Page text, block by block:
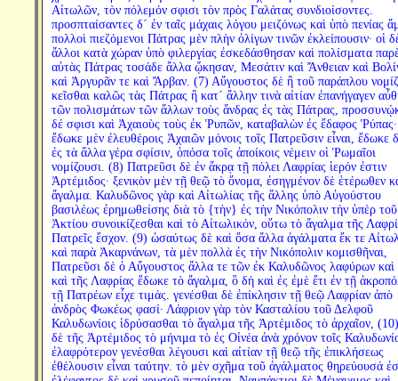
Αἰτωλῶν, τὸν πόλεμόν σφισι τὸν πρὸς Γαλάτας συνδιοίσοντες.
προσπταίσαντες δ´ ἐν ταῖς μάχαις λόγου μειζόνως καὶ ὑπὸ πενίας
πολλοὶ πιεζόμενοι Πάτρας μὲν πλὴν ὀλίγων τινῶν ἐκλείπουσιν· οἱ
ἄλλοι κατὰ χώραν ὑπὸ φιλεργίας ἐσκεδάσθησαν καὶ πολίσματα
αὐτὰς Πάτρας τοσάδε ἄλλα ᾤκησαν, Μεσάτιν καὶ Ἄνθειαν καὶ
καὶ Ἀργυρᾶν τε καὶ Ἄρβαν. (7) Αὔγουστος δὲ ἢ τοῦ παράπλου
κεῖσθαι καλῶς τὰς Πάτρας ἢ κατ´ ἄλλην τινὰ αἰτίαν ἐπανήγαγεν
τῶν πολισμάτων τῶν ἄλλων τοὺς ἄνδρας ἐς τὰς Πάτρας,
δέ σφισι καὶ Ἀχαιοὺς τοὺς ἐκ Ῥυπῶν, καταβαλὼν ἐς ἔδαφος Ῥύπας·
ἔδωκε μὲν ἐλευθέροις Ἀχαιῶν μόνοις τοῖς Πατρεῦσιν εἶναι, ἔδωκε
ἐς τὰ ἄλλα γέρα σφίσιν, ὁπόσα τοῖς ἀποίκοις νέμειν οἱ Ῥωμαῖοι
νομίζουσι. (8) Πατρεῦσι δὲ ἐν ἄκρᾳ τῇ πόλει Λαφρίας ἱερόν ἐστιν
Ἀρτέμιδος· ξενικὸν μὲν τῇ θεῷ τὸ ὄνομα, ἐσηγμένον δὲ ἑτέρωθεν
ἄγαλμα. Καλυδῶνος γὰρ καὶ Αἰτωλίας τῆς ἄλλης ὑπὸ Αὐγούστου
βασιλέως ἐρημωθείσης διὰ τὸ {τὴν} ἐς τὴν Νικόπολιν τὴν ὑπὲρ τοῦ
Ἀκτίου συνοικίζεσθαι καὶ τὸ Αἰτωλικόν, οὕτω τὸ ἄγαλμα τῆς
Πατρεῖς ἔσχον. (9) ὡσαύτως δὲ καὶ ὅσα ἄλλα ἀγάλματα ἔκ τε
καὶ παρὰ Ἀκαρνάνων, τὰ μὲν πολλὰ ἐς τὴν Νικόπολιν κομισθῆναι,
Πατρεῦσι δὲ ὁ Αὔγουστος ἄλλα τε τῶν ἐκ Καλυδῶνος λαφύρων καὶ
καὶ τῆς Λαφρίας ἔδωκε τὸ ἄγαλμα, ὃ δὴ καὶ ἐς ἐμὲ ἔτι ἐν τῇ
τῇ Πατρέων εἶχε τιμάς. γενέσθαι δὲ ἐπίκλησιν τῇ θεῷ Λαφρίαν ἀπὸ
ἀνδρὸς Φωκέως φασί· Λάφριον γὰρ τὸν Κασταλίου τοῦ Δελφοῦ
Καλυδωνίοις ἱδρύσασθαι τὸ ἄγαλμα τῆς Ἀρτέμιδος τὸ ἀρχαῖον,
δὲ τῆς Ἀρτέμιδος τὸ μήνιμα τὸ ἐς Οἰνέα ἀνὰ χρόνον τοῖς
ἐλαφρότερον γενέσθαι λέγουσι καὶ αἰτίαν τῇ θεῷ τῆς ἐπικλήσεως
ἐθέλουσιν εἶναι ταύτην. τὸ μὲν σχῆμα τοῦ ἀγάλματος θηρεύουσά